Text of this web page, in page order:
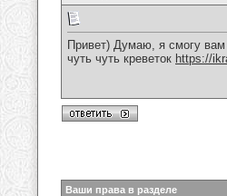
Привет) Думаю, я смогу
чуть чуть креветок https://
Ваши права в разделе